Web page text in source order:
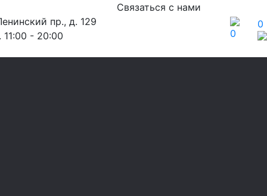
пр., д. 129
11:00 - 20:00
Связаться с нами
0
0